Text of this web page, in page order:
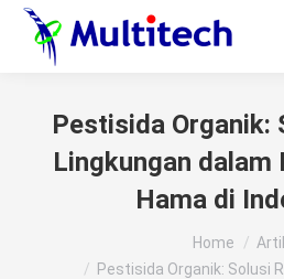
Pestisida Organik:
Lingkungan dalam
Hama di
Home
Pestisida Organik: Solusi